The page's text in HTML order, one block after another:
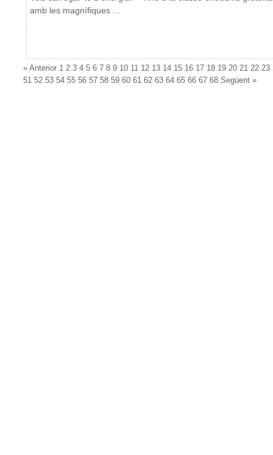
amb les magnífiques ...
« Anterior 1 2 3 4 5 6 7 8 9 10 11 12 13 14 15 16 17 18 19 20 21 22 23
51 52 53 54 55 56 57 58 59 60 61 62 63 64 65 66 67 68 Següent »